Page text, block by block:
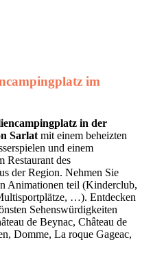
im
in der
Sarlat mit einem beheizten
und einem
Restaurant des
der Region. Nehmen Sie
Animationen teil (Kinderclub,
…). Entdecken
Sehenswürdigkeiten
de Beynac, Château de
Domme, La roque Gageac,